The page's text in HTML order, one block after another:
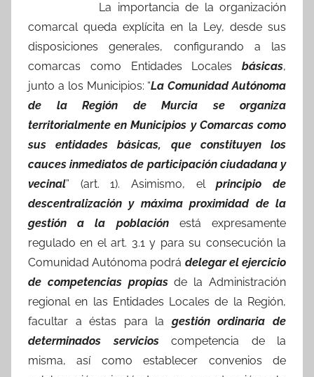
La importancia de la organización
comarcal queda explícita en la Ley, desde sus
disposiciones generales, configurando a las
comarcas como Entidades Locales básicas,
junto a los Municipios: “La Comunidad Autónoma
de la Región de Murcia se organiza
territorialmente en Municipios y Comarcas como
sus entidades básicas, que constituyen los
cauces inmediatos de participación ciudadana y
vecinal” (art. 1). Asimismo, elprincipio de
descentralización y máxima proximidad de la
gestión a la poblaciónestá expresamente
regulado en el art. 3.1 y para su consecución la
Comunidad Autónoma podrá delegar el ejercicio
de competencias propiasde la Administración
regional en las Entidades Locales de la Región,
facultar a éstas para la gestión ordinaria de
determinados servicioscompetencia de la
misma, así como establecer convenios de